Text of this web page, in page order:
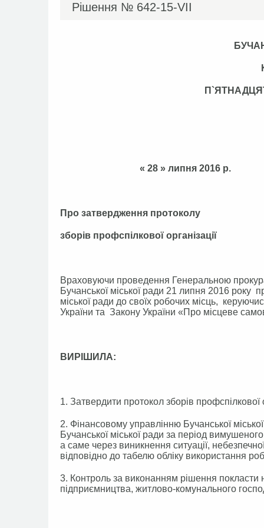
Рішення № 642-15-VІІ
« 28 » липня
Про затвердження протоколу
зборів профспілкової організації
Враховуючи проведення Генеральною
Бучанської міської ради 21 липня 2016 року
міської ради до своїх робочих місць,
України та Закону України «Про місцеве
ВИРІШИЛА:
1. Затвердити протокол зборів профспілкової
2. Фінансовому управлінню Бучанської
Бучанської міської ради за період
а саме через виникнення ситуації,
відповідно до табелю обліку використання
3. Контроль за виконанням рішення покласти
підприємництва, житлово-комунального